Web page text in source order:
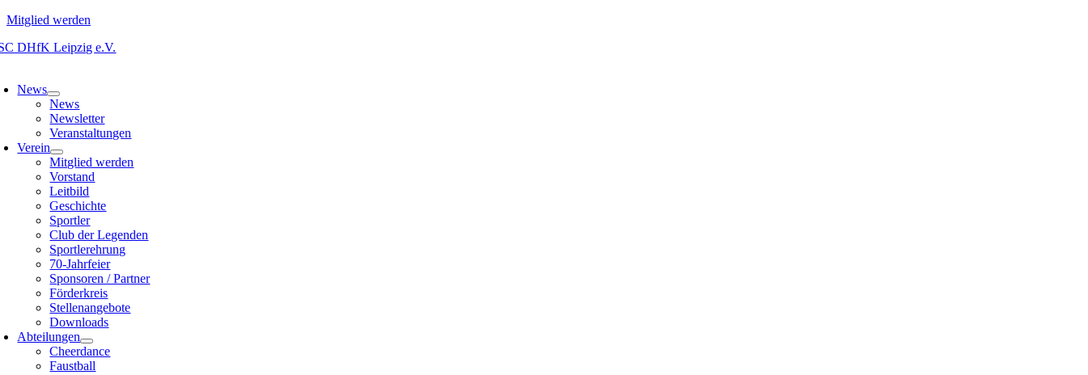
Mitglied werden
Zum
News
News
Newsletter
Veranstaltungen
Verein
Mitglied werden
Vorstand
Leitbild
Geschichte
Sportler
Club der Legenden
Sportlerehrung
70-Jahrfeier
Sponsoren / Partner
Förderkreis
Stellenangebote
Downloads
Abteilungen
Cheerdance
Faustball